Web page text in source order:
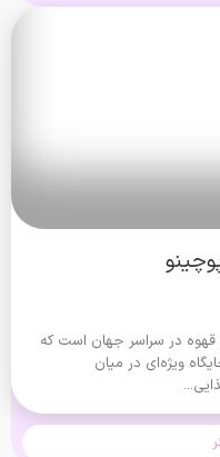
قهوه در سراسر جهان است که
ویژه‌ای در میان